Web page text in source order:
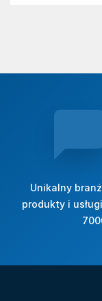
Unikalny
produkty i